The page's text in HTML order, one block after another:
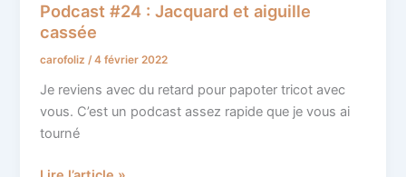
Podcast #24 : Jacquard et aiguille
cassée
carofoliz/4 février 2022
Je reviens avec du retard pour papoter tricot avec
vous. C’est un podcast assez rapide que je vous ai
tourné
:
Jacquard
et
aiguille
cassée